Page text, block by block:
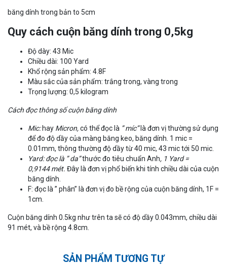
băng dính trong bản to 5cm
Quy cách cuộn băng dính trong 0,5kg
Độ dày: 43 Mic
Chiều dài: 100 Yard
Khổ rộng sản phẩm: 4.8F
Màu sắc của sản phẩm: trắng trong, vàng trong
Trọng lượng: 0,5 kilogram
Cách đọc thông số cuộn băng dính
Mic: hay Micron,có thể đọc là ” míc” là đơn vị thường sử dụng
để đo độ dầy của màng băng keo, băng dính. 1 mic =
0.01mm, thông thường độ dầy từ 40 mic, 43 mic tới 50 mic.
Yard: đọc là ” da”thước đo tiêu chuẩn Anh, 1 Yard =
0,9144 mét. Đây là đơn vị phổ biến khi tính chiều dài của cuộn
băng dính.
F: đọc là ” phân” là đơn vị đo bề rộng của cuộn băng dính, 1F =
1cm.
Cuộn băng dính 0.5kg như trên ta sẽ có độ dầy 0.043mm, chiều dài
91 mét, và bề rộng 4.8cm.
SẢN PHẨM TƯƠNG TỰ